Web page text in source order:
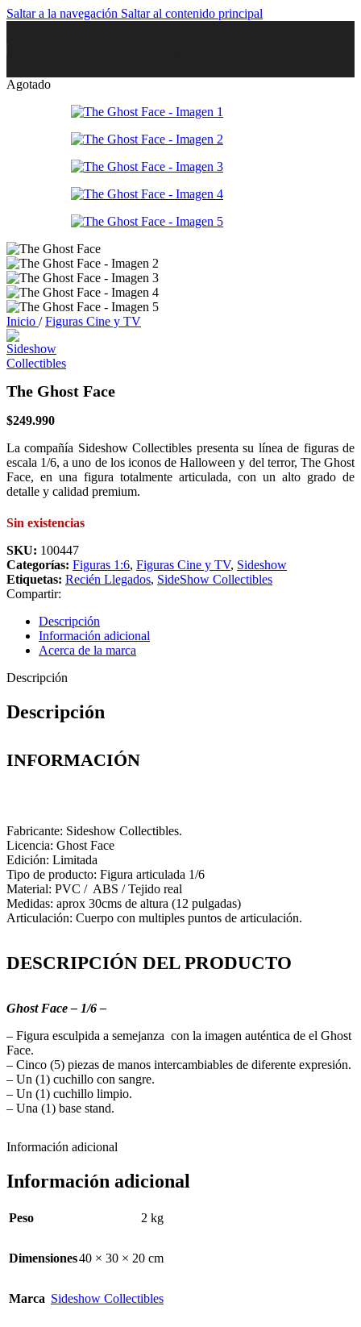
Saltar a la navegación Saltar al contenido principal
Agotado
Inicio / Figuras Cine y TV
The Ghost Face
$249.990
La compañía Sideshow Collectibles presenta su línea de figuras de
escala 1/6, a uno de los iconos de Halloween y del terror, The Ghost
Face, en una figura totalmente articulada, con un alto grado de
detalle y calidad premium.
Sin existencias
SKU: 100447
Categorías: Figuras 1:6, Figuras Cine y TV, Sideshow
Etiquetas: Recién Llegados, SideShow Collectibles
Compartir:
Descripción
Información adicional
Acerca de la marca
Descripción
Descripción
INFORMACIÓN
Fabricante: Sideshow Collectibles.
Licencia: Ghost Face
Edición: Limitada
Tipo de producto: Figura articulada 1/6
Material: PVC / ABS / Tejido real
Medidas: aprox 30cms de altura (12 pulgadas)
Articulación: Cuerpo con multiples puntos de articulación.
DESCRIPCIÓN DEL PRODUCTO
Ghost Face – 1/6 –
– Figura esculpida a semejanza con la imagen auténtica de el Ghost
Face.
– Cinco (5) piezas de manos intercambiables de diferente expresión.
– Un (1) cuchillo con sangre.
– Un (1) cuchillo limpio.
– Una (1) base stand.
Información adicional
Información adicional
Peso 2 kg
Dimensiones40 × 30 × 20 cm
Marca Sideshow Collectibles